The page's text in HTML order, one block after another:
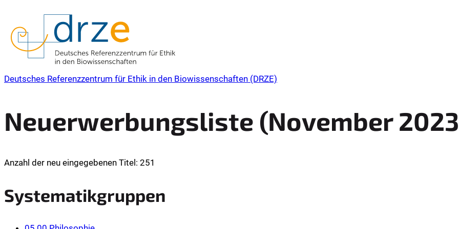
Deutsches Referenzzentrum für Ethik in den Biowissenschaften (DRZE)
Neuerwerbungsliste (November 2023
Anzahl der neu eingegebenen Titel: 251
Systematikgruppen